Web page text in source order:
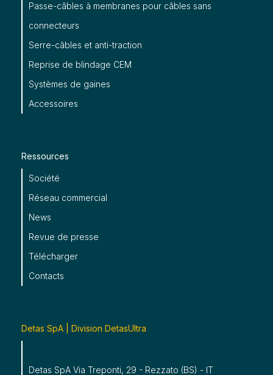
Passe-câbles à membranes pour câbles sans
connecteurs
Serre-câbles et anti-traction
Reprise de blindage CEM
Systèmes de gaines
Accessoires
Ressources
Société
Réseau commercial
News
Revue de presse
Télécharger
Contacts
Detas SpA | Division DetasUltra
Detas SpA Via Treponti, 29 - Rezzato (BS) - IT